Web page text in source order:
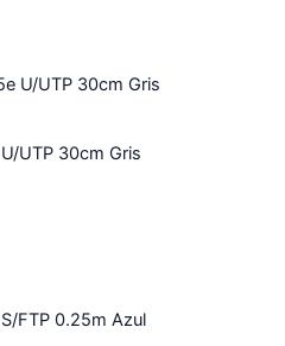
UTP 30cm Gris